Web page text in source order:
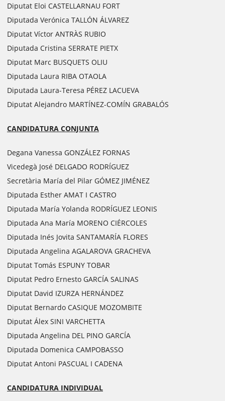
Diputat Eloi CASTELLARNAU FORT
Diputada Verónica TALLÓN ÁLVAREZ
Diputat Víctor ANTRÀS RUBIO
Diputada Cristina SERRATE PIETX
Diputat Marc BUSQUETS OLIU
Diputada Laura RIBA OTAOLA
Diputada Laura-Teresa PÉREZ LACUEVA
Diputat Alejandro MARTÍNEZ-COMÍN GRABALÓS
CANDIDATURA CONJUNTA
Degana Vanessa GONZÁLEZ FORNAS
Vicedegà José DELGADO RODRÍGUEZ
Secretària María del Pilar GÓMEZ JIMÉNEZ
Diputada Esther AMAT I CASTRO
Diputada María Yolanda RODRÍGUEZ LEONIS
Diputada Ana María MORENO CIÉRCOLES
Diputada Inés Jovita SANTAMARÍA FLORES
Diputada Angelina AGALAROVA GRACHEVA
Diputat Tomás ESPUNY TOBAR
Diputat Pedro Ernesto GARCÍA SALINAS
Diputat David IZURZA HERNÁNDEZ
Diputat Bernardo CASIQUE MOZOMBITE
Diputat Álex SINI VARCHETTA
Diputada Angelina DEL PINO GARCÍA
Diputada Domenica CAMPOBASSO
Diputat Antoni PASCUAL I CADENA
CANDIDATURA INDIVIDUAL